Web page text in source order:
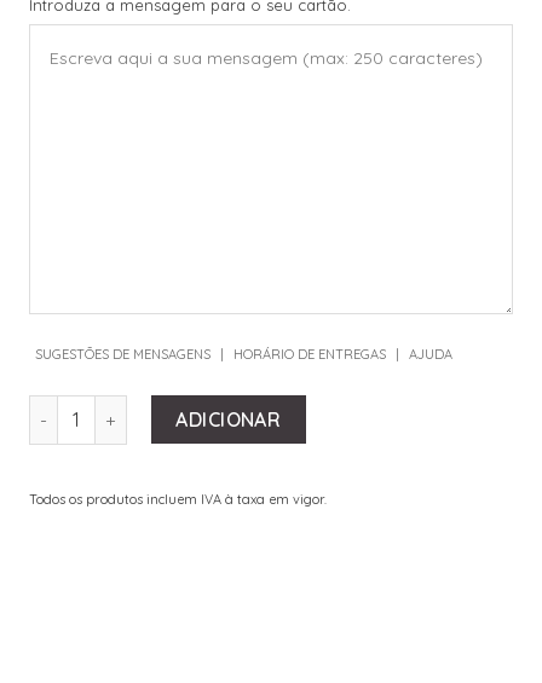
Introduza a mensagem para o seu cartão.
SUGESTÕES DE MENSAGENS HORÁRIO DE ENTREGAS AJUDA
QUANTIDADE DE ROSE VASE
ADICIONAR
Todos os produtos incluem IVA à taxa em vigor.